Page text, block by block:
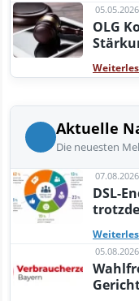
05.05.2026
OLG
Aktuelle
Die neuesten
07.08.2026
DSL-
05.08.2026